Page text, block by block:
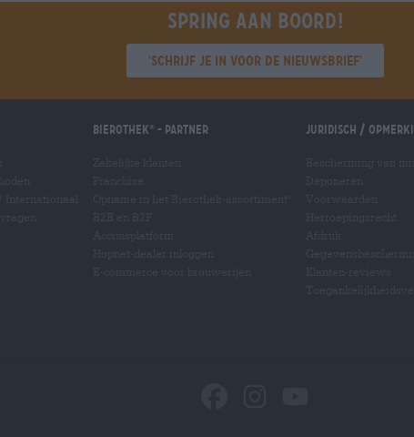
Spring aan boord!
'Schrijf je in voor de nieuwsbrief'
Bierothek - Partner Juridisch /